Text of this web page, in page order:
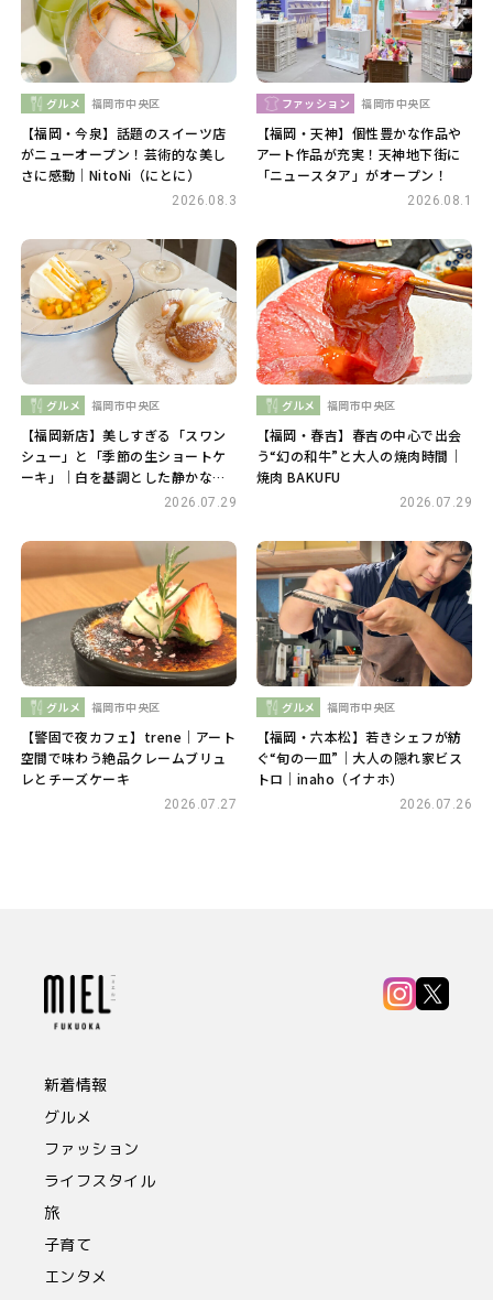
グルメ 福岡市中央区
【福岡・今泉】話題のスイーツ店
がニューオープン！芸術的な美し
さに感動｜NitoNi（にとに）
2026.08.3
ファッション 福岡市中央区
【福岡・天神】個性豊かな作品や
アート作品が充実！天神地下街に
「ニュースタア」がオープン！
2026.08.1
グルメ 福岡市中央区
【福岡新店】美しすぎる「スワン
シュー」と「季節の生ショートケ
ーキ」｜白を基調とした静かな空
2026.07.29
グルメ 福岡市中央区
【福岡・春吉】春吉の中心で出会
う“幻の和牛”と大人の焼肉時間｜
焼肉 BAKUFU
2026.07.29
グルメ 福岡市中央区
【警固で夜カフェ】trene｜アート
空間で味わう絶品クレームブリュ
レとチーズケーキ
2026.07.27
グルメ 福岡市中央区
【福岡・六本松】若きシェフが紡
ぐ“旬の一皿”｜大人の隠れ家ビス
トロ｜inaho（イナホ）
2026.07.26
新着情報
グルメ
ファッション
ライフスタイル
旅
子育て
エンタメ